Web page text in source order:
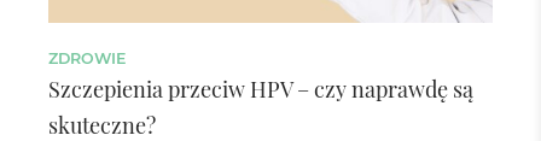
ZDROWIE
Szczepienia przeciw HPV – czy naprawdę są
skuteczne?